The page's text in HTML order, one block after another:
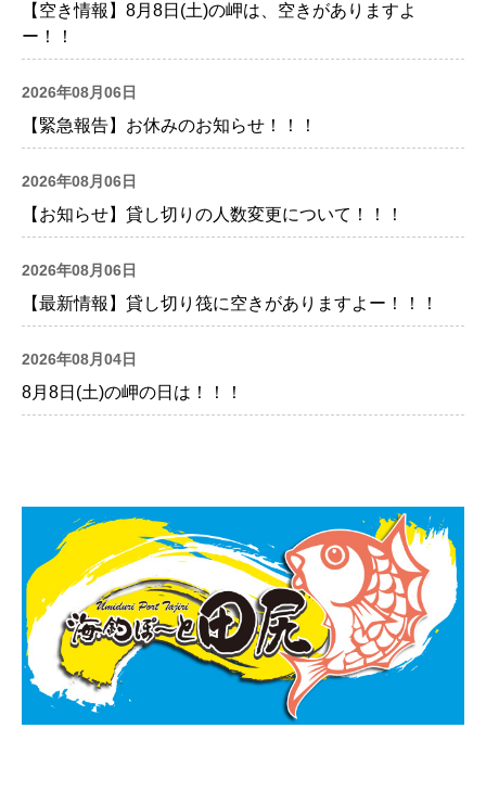
【空き情報】8月8日(土)の岬は、空きがありますよ
ー！！
2026年08月06日
【緊急報告】お休みのお知らせ！！！
2026年08月06日
【お知らせ】貸し切りの人数変更について！！！
2026年08月06日
【最新情報】貸し切り筏に空きがありますよー！！！
2026年08月04日
8月8日(土)の岬の日は！！！